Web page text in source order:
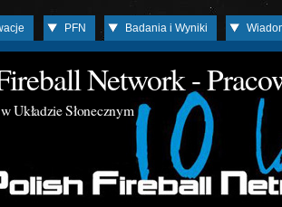
PFN Badania i Wyniki
Network -
Układzie Słonecznym